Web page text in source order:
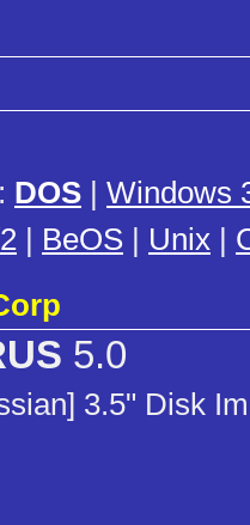
DOS | Windows
| BeOS | Unix |
5.0
3.5" Disk